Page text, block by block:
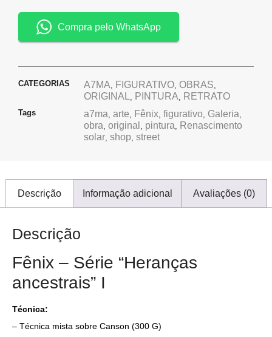
Compra pelo WhatsApp
CATEGORIAS A7MA, FIGURATIVO, OBRAS,
ORIGINAL, PINTURA, RETRATO
Tags a7ma, arte, Fênix, figurativo, Galeria,
obra, original , pintura, Renascimento
solar, shop, street
Descrição Informação adicional Avaliações (0)
Descrição
Fênix – Série “Heranças
ancestrais” I
Técnica:
– Técnica mista sobre Canson (300 G)